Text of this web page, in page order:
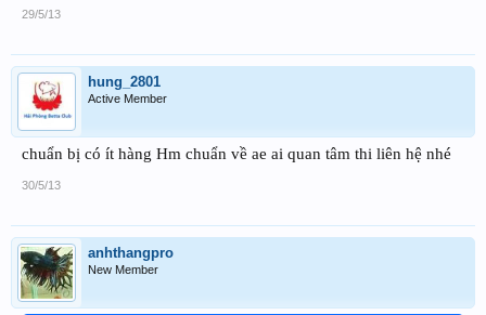
29/5/13
hung_2801
Active Member
chuẩn bị có ít hàng Hm chuẩn về ae ai quan tâm thi liên hệ nhé
30/5/13
anhthangpro
New Member